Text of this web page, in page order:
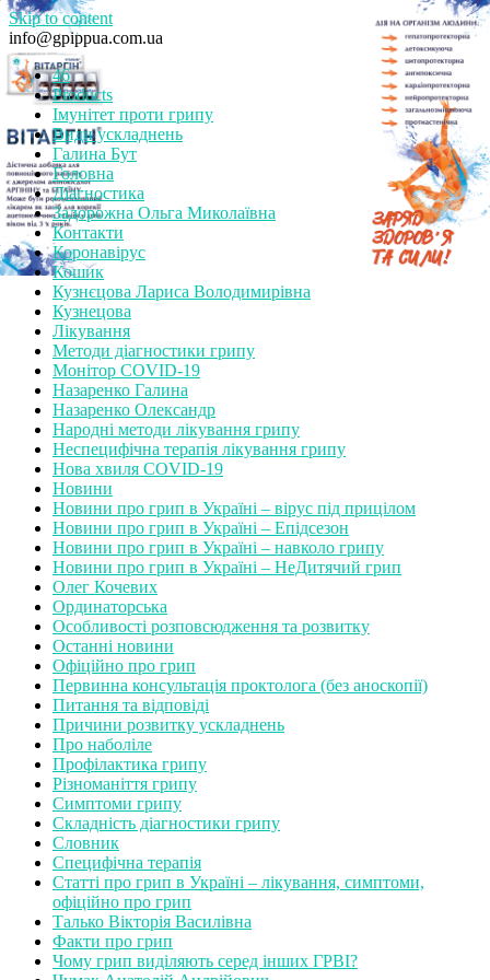
Skip to content
info@gpippua.com.ua
46
Products
Імунітет проти грипу
Види ускладнень
Галина Бут
Головна
Діагностика
Задорожна Ольга Миколаївна
Контакти
Коронавірус
Кошик
Кузнєцова Лариса Володимирівна
Кузнецова
Лікування
Методи діагностики грипу
Монітор СOVID-19
Назаренко Галина
Назаренко Олександр
Народні методи лікування грипу
Неспецифічна терапія лікування грипу
Нова хвиля COVID-19
Новини
Новини про грип в Україні – вірус під прицілом
Новини про грип в Україні – Епідсезон
Новини про грип в Україні – навколо грипу
Новини про грип в Україні – НеДитячий грип
Олег Кочевих
Ординаторська
Особливості розповсюдження та розвитку
Останні новини
Офіційно про грип
Первинна консультація проктолога (без аноскопії)
Питання та відповіді
Причини розвитку ускладнень
Про наболіле
Профілактика грипу
Різноманіття грипу
Симптоми грипу
Складність діагностики грипу
Словник
Специфічна терапія
Статті про грип в Україні – лікування, симптоми,
офіційно про грип
Талько Вікторія Василівна
Факти про грип
Чому грип виділяють серед інших ГРВІ?